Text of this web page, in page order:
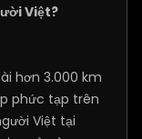
Việt?
hơn 3.000 km
phức tạp trên
Việt tại